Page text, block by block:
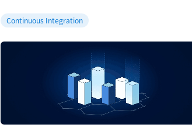
れしく思います。２カ月に一度、業界リーダー
し、DevOpsにおけるAI/ML、DevOpsにおける
CI/CDなど、DevOpsとクラウドネイティブ技術
の現在のトレンドに焦点を当て、ハンズオンチ
ュートリアルと共にお届けします。
Continuous Integration